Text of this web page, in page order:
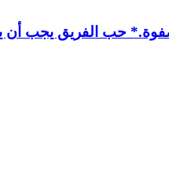
حب الفريق يجب أن